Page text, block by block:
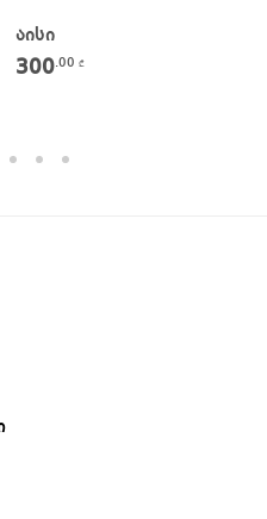
₾.
is: 499.00 ₾.
აისი
300.00₾